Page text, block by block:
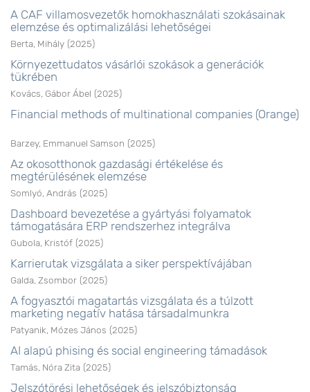
A CAF villamosvezetők homokhasználati szokásainak
elemzése és optimalizálási lehetőségei
Berta, Mihály (2025)
Környezettudatos vásárlói szokások a generációk
tükrében
Kovács, Gábor Ábel (2025)
Financial methods of multinational companies (Orange)
Barzey, Emmanuel Samson (2025)
Az okosotthonok gazdasági értékelése és
megtérülésének elemzése
Somlyó, András (2025)
Dashboard bevezetése a gyártyási folyamatok
támogatására ERP rendszerhez integrálva
Gubola, Kristóf (2025)
Karrierutak vizsgálata a siker perspektívájában
Galda, Zsombor (2025)
A fogyasztói magatartás vizsgálata és a túlzott
marketing negatív hatása társadalmunkra
Patyanik, Mózes János (2025)
AI alapú phising és social engineering támadások
Tamás, Nóra Zita (2025)
Jelszótörési lehetőségek és jelszóbiztonság